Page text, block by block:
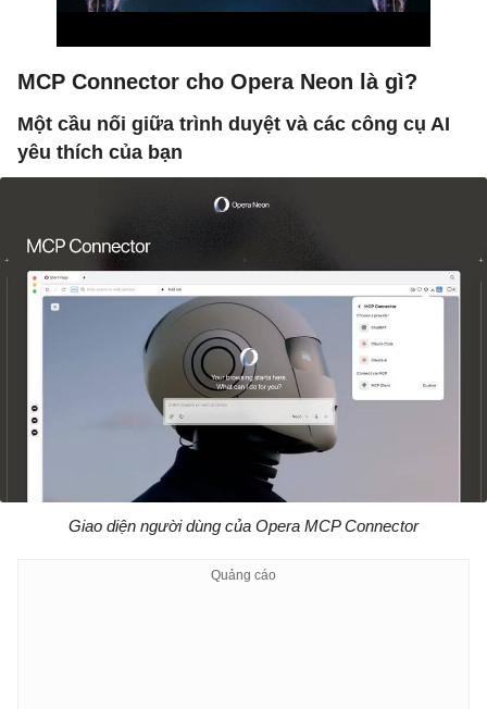
MCP Connector cho Opera Neon là gì?
Một cầu nối giữa trình duyệt và các công cụ AI
yêu thích của bạn
Giao diện người dùng của Opera MCP Connector